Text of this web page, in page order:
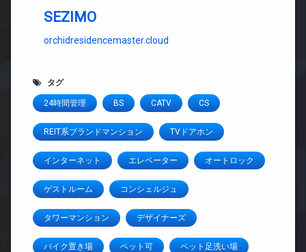
SEZIMO
orchidresidencemaster.cloud
タグ
24時間管理 BS CATV CS
REIT系ブランドマンション TVドアホン
インターネット エレベーター オートロック
ゲストルーム コンシェルジュ
タワーマンション デザイナーズ
バイク置き場 ペット可 ペット足洗い場